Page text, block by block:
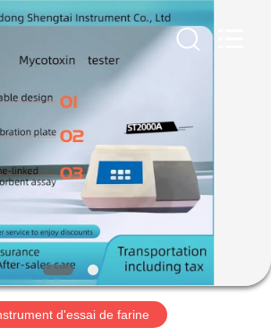
d'essai de farine